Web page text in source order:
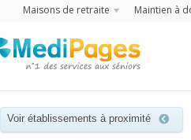
Maisons de retraite Maintien à
Voir établissements à proximité